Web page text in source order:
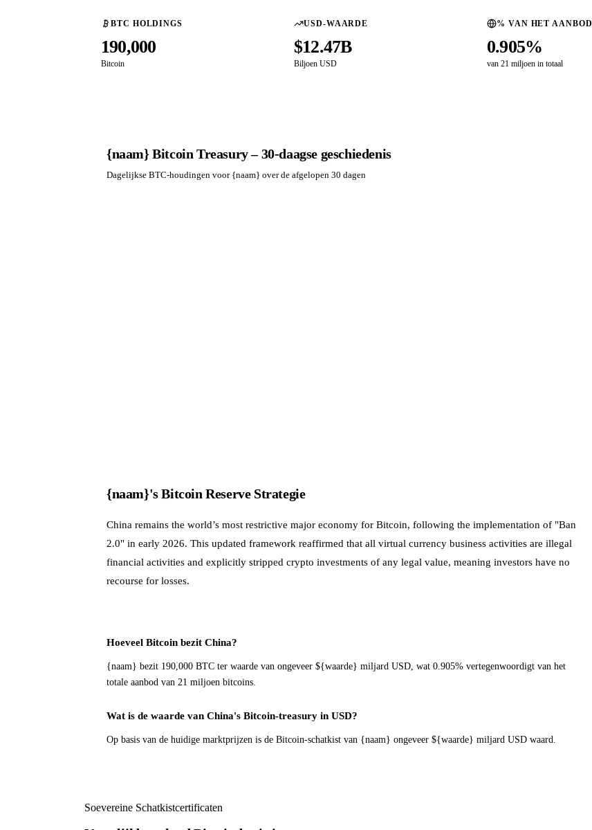
BTC HOLDINGS
190,000
Bitcoin
USD-WAARDE
$12.47B
Biljoen USD
% VAN HET AANBOD
0.905%
van 21 miljoen in totaal
{naam} Bitcoin Treasury – 30-daagse geschiedenis
Dagelijkse BTC-houdingen voor {naam} over de afgelopen 30 dagen
{naam}'s Bitcoin Reserve Strategie
China remains the world’s most restrictive major economy for Bitcoin, following the implementation of "Ban
2.0" in early 2026. This updated framework reaffirmed that all virtual currency business activities are illegal
financial activities and explicitly stripped crypto investments of any legal value, meaning investors have no
recourse for losses.
Hoeveel Bitcoin bezit China?
{naam} bezit 190,000 BTC ter waarde van ongeveer ${waarde} miljard USD, wat 0.905% vertegenwoordigt van het
totale aanbod van 21 miljoen bitcoins.
Wat is de waarde van China's Bitcoin-treasury in USD?
Op basis van de huidige marktprijzen is de Bitcoin-schatkist van {naam} ongeveer ${waarde} miljard USD waard.
Soevereine Schatkistcertificaten